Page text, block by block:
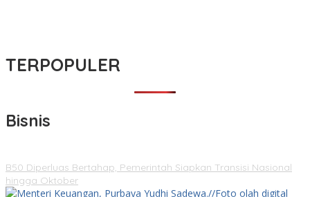
TERPOPULER
Bisnis
B50 Diperluas Bertahap, Pemerintah Siapkan Transisi Nasional
hingga Oktober